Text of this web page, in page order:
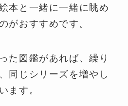
本と一緒に一緒に眺め
がおすすめです。
た図鑑があれば、繰り
同じシリーズを増やし
ます。